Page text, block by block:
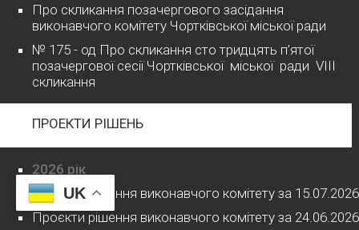
Про скликання позачергового засідання
виконавчого комітету Чортківської міської ради
№ 175 - од Про скликання сто тридцять п’ятої
позачергової сесії Чортківської міської ради VІІІ
скликання
ПРОЕКТИ РІШЕНЬ
2026 рік
Проєкти рішення виконавчого комітету за 15.07.2026
Проєкти рішення виконавчого комітету за 24.06.2026
UK